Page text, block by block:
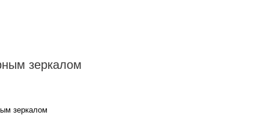
зеркалом
зеркалом